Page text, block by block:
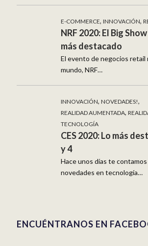
E-COMMERCE, INNOVACIÓN,
NRF 2020: El Big
más destacado
El evento de negocios retail
mundo, NRF…
INNOVACIÓN, NOVEDADES!,
REALIDAD AUMENTADA,
TECNOLOGÍA
CES 2020: Lo más
y 4
Hace unos días te
novedades en tecnología…
ENCUÉNTRANOS EN